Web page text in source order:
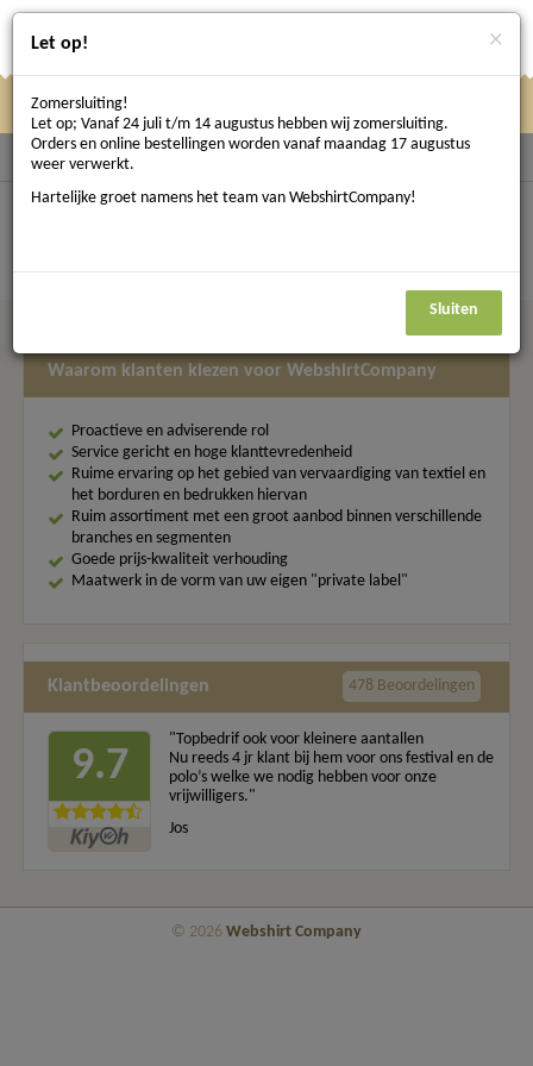
hier
Terug naar Werkschoenen
Werklaarzen
Geen product gevonden.
Waarom klanten kiezen voor WebshirtCompany
Proactieve en adviserende rol
Service gericht en hoge klanttevredenheid
Ruime ervaring op het gebied van vervaardiging van textiel en
het borduren en bedrukken hiervan
Ruim assortiment met een groot aanbod binnen verschillende
branches en segmenten
Goede prijs-kwaliteit verhouding
Maatwerk in de vorm van uw eigen "private label"
Klantbeoordelingen 478 Beoordelingen
9.7
"Topbedrif ook voor kleinere aantallen
Nu reeds 4 jr klant bij hem voor ons festival en de
polo’s welke we nodig hebben voor onze
vrijwilligers."
Jos
© 2026 Webshirt Company
Let op! ×
Zomersluiting!
Let op; Vanaf 24 juli t/m 14 augustus hebben wij zomersluiting.
Orders en online bestellingen worden vanaf maandag 17 augustus
weer verwerkt.
Hartelijke groet namens het team van WebshirtCompany!
Sluiten